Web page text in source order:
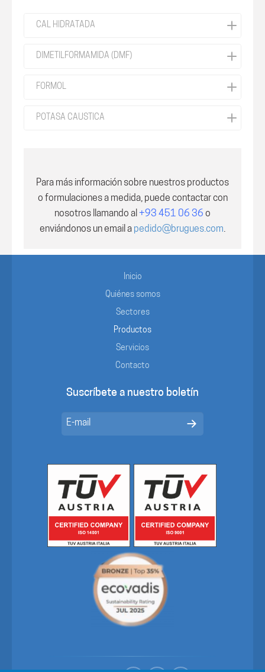
CAL HIDRATADA
DIMETILFORMAMIDA (DMF)
FORMOL
POTASA CAUSTICA
Para más información sobre nuestros productos
o formulaciones a medida, puede contactar con
nosotros llamando al +93 451 06 36 o
enviándonos un email a pedido@brugues.com.
Inicio
Quiénes somos
Sectores
Productos
Servicios
Contacto
Suscríbete a nuestro boletín